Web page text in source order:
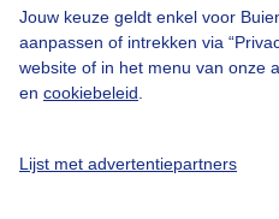
Jouw keuze geldt enkel voor
aanpassen of intrekken via
website of in het menu van onze
en cookiebeleid
Lijst met advertentiepartners
Adverteren
Buienradar Team